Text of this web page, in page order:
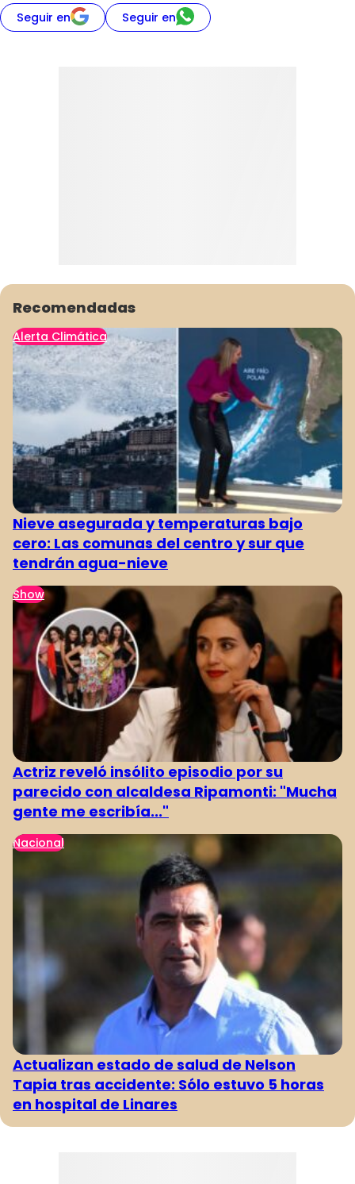
Seguir en Seguir en
Recomendadas
Alerta Climática
Nieve asegurada y temperaturas bajo
cero: Las comunas del centro y sur que
tendrán agua-nieve
Show
Actriz reveló insólito episodio por su
parecido con alcaldesa Ripamonti: "Mucha
gente me escribía..."
Nacional
Actualizan estado de salud de Nelson
Tapia tras accidente: Sólo estuvo 5 horas
en hospital de Linares